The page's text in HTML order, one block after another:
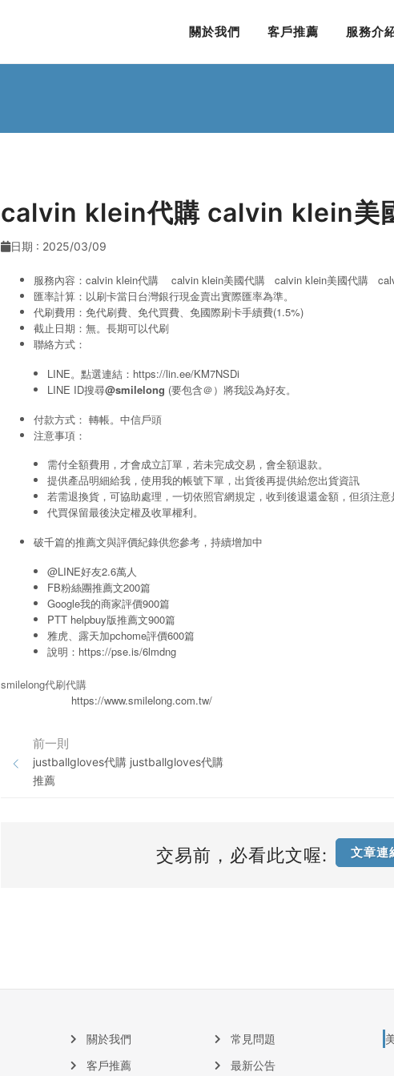
關於我們 客戶推薦 服務介
calvin klein代購 calvin klein美
日期 : 2025/03/09
服務內容：calvin klein代購 calvin klein美國代購 calvin klein美國代購
匯率計算：以刷卡當日台灣銀行現金賣出實際匯率為準。
代刷費用：免代刷費、免代買費、免國際刷卡手續費(1.5%)
截止日期：無。長期可以代刷
聯絡方式：
LINE。點選連結： https://lin.ee/KM7NSDi
LINE ID搜尋@smilelong (要包含＠）將我設為好友。
付款方式： 轉帳。中信戶頭
注意事項：
需付全額費用，才會成立訂單，若未完成交易，會全額退款。
提供產品明細給我，使用我的帳號下單，出貨後再提供給您出貨資訊
若需退換貨，可協助處理，一切依照官網規定，收到後退還金額，但須注
代買保留最後決定權及收單權利。
破千篇的推薦文與評價紀錄供您參考，持續增加中
@LINE好友2.6萬人
FB粉絲團推薦文200篇
Google我的商家評價900篇
PTT helpbuy版推薦文900篇
雅虎、露天加pchome評價600篇
說明： https://pse.is/6lmdng
smilelong代刷代購
https://www.smilelong.com.tw/
前一則
justballgloves代購 justballgloves代購
推薦
交易前，必看此文喔: 文章連
關於我們
客戶推薦
常見問題
最新公告